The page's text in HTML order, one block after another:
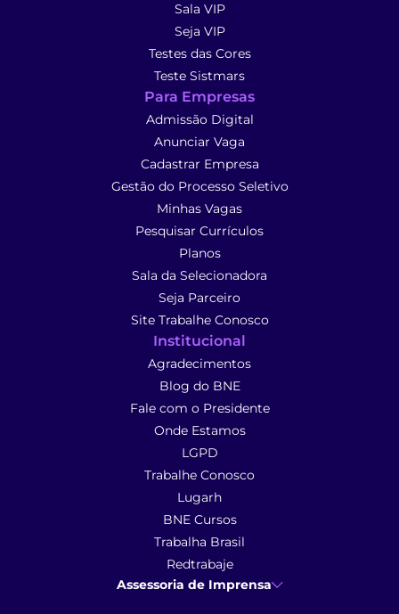
Sala VIP
Seja VIP
Testes das Cores
Teste Sistmars
Para Empresas
Admissão Digital
Anunciar Vaga
Cadastrar Empresa
Gestão do Processo Seletivo
Minhas Vagas
Pesquisar Currículos
Planos
Sala da Selecionadora
Seja Parceiro
Site Trabalhe Conosco
Institucional
Agradecimentos
Blog do BNE
Fale com o Presidente
Onde Estamos
LGPD
Trabalhe Conosco
Lugarh
BNE Cursos
Trabalha Brasil
Redtrabaje
Assessoria de Imprensa